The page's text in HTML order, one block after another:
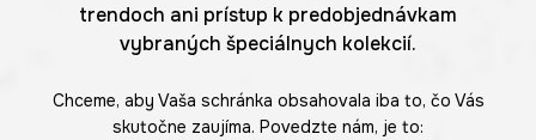
trendoch ani prístup k predobjednávkam
vybraných špeciálnych kolekcií.
Chceme, aby Vaša schránka obsahovala iba to, čo Vás
skutočne zaujíma. Povedzte nám, je to: